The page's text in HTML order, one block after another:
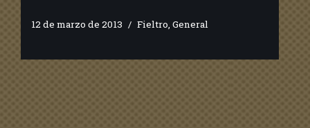
12 de marzo de 2013 Fieltro, General